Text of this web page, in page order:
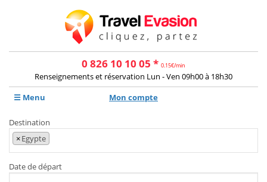
0 826 10 10 05 * 0.15€/min
Renseignements et réservation Lun - Ven 09h00 à 18h30
☰ Menu
Mon compte
Destination
×Egypte
Date de départ